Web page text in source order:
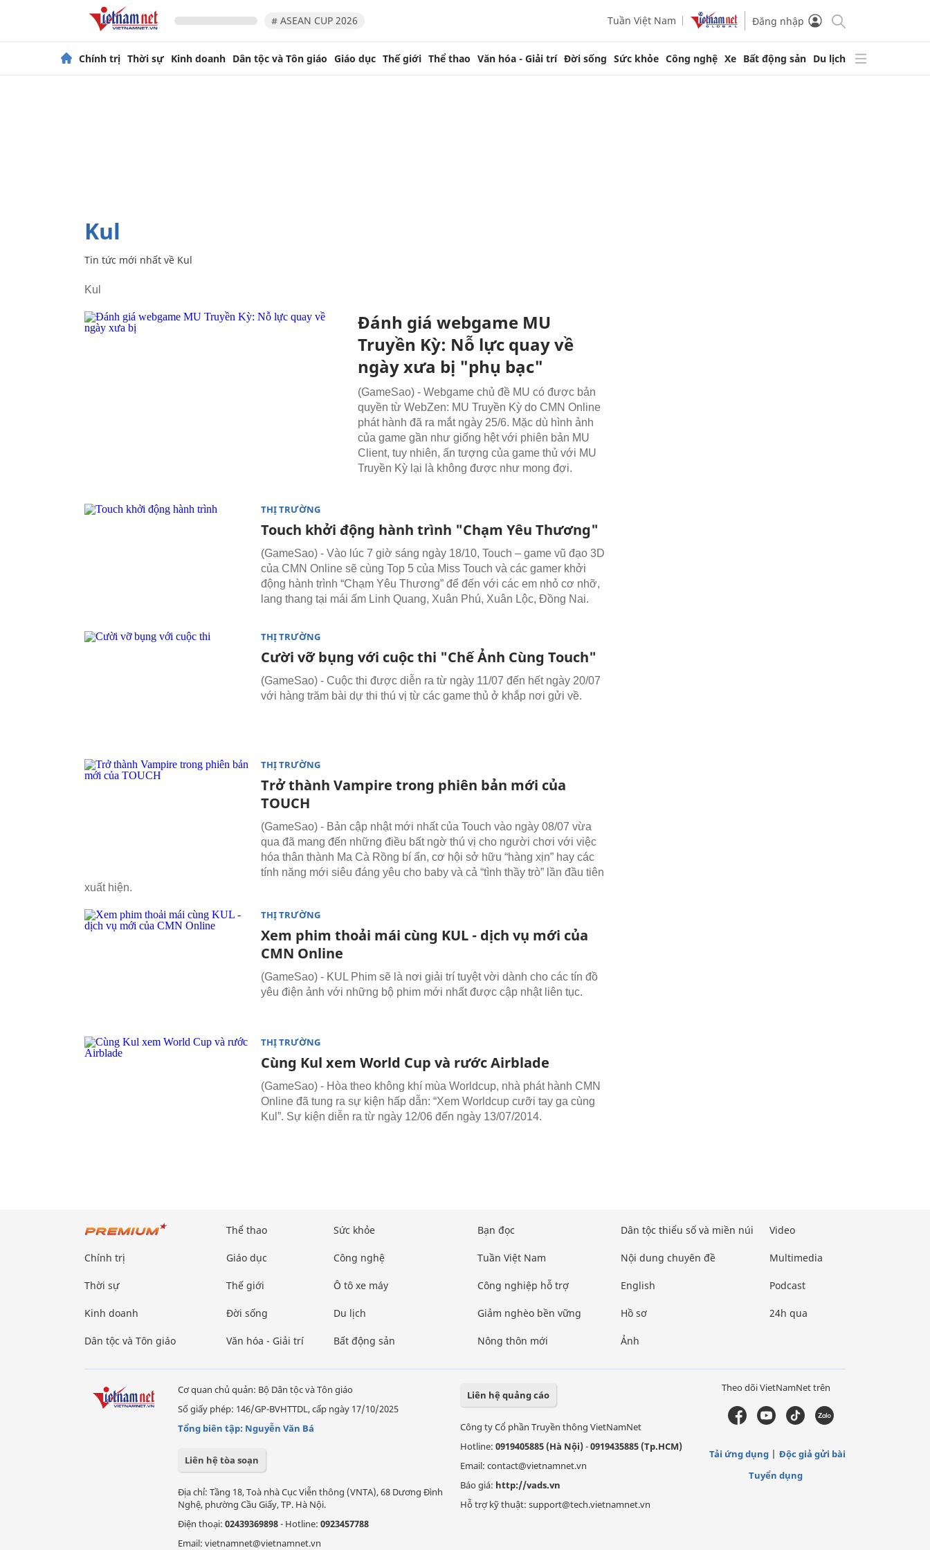
# ASEAN CUP 2026 Tuần Việt Nam Đăng nhập
Chính trị Thời sự Kinh doanh Dân tộc và Tôn giáo Giáo dục Thế giới Thể thao Văn hóa - Giải trí Đời sống Sức khỏe Công nghệ Xe Bất động sản Du lịch
Kul
Tin tức mới nhất về Kul
Kul
Đánh giá webgame MU
Truyền Kỳ: Nỗ lực quay về
ngày xưa bị "phụ bạc"
(GameSao) - Webgame chủ đề MU có được bản
quyền từ WebZen: MU Truyền Kỳ do CMN Online
phát hành đã ra mắt ngày 25/6. Mặc dù hình ảnh
của game gần như giống hệt với phiên bản MU
Client, tuy nhiên, ấn tượng của game thủ với MU
Truyền Kỳ lại là không được như mong đợi.
THỊ TRƯỜNG
Touch khởi động hành trình "Chạm Yêu Thương"
(GameSao) - Vào lúc 7 giờ sáng ngày 18/10, Touch – game vũ đạo 3D
của CMN Online sẽ cùng Top 5 của Miss Touch và các gamer khởi
động hành trình “Chạm Yêu Thương” để đến với các em nhỏ cơ nhỡ,
lang thang tại mái ấm Linh Quang, Xuân Phú, Xuân Lộc, Đồng Nai.
THỊ TRƯỜNG
Cười vỡ bụng với cuộc thi "Chế Ảnh Cùng Touch"
(GameSao) - Cuộc thi được diễn ra từ ngày 11/07 đến hết ngày 20/07
với hàng trăm bài dự thi thú vị từ các game thủ ở khắp nơi gửi về.
THỊ TRƯỜNG
Trở thành Vampire trong phiên bản mới của
TOUCH
(GameSao) - Bản cập nhật mới nhất của Touch vào ngày 08/07 vừa
qua đã mang đến những điều bất ngờ thú vị cho người chơi với việc
hóa thân thành Ma Cà Rồng bí ẩn, cơ hội sở hữu “hàng xịn” hay các
tính năng mới siêu đáng yêu cho baby và cả “tình thầy trò” lần đầu tiên
xuất hiện.
THỊ TRƯỜNG
Xem phim thoải mái cùng KUL - dịch vụ mới của
CMN Online
(GameSao) - KUL Phim sẽ là nơi giải trí tuyệt vời dành cho các tín đồ
yêu điện ảnh với những bộ phim mới nhất được cập nhật liên tục.
THỊ TRƯỜNG
Cùng Kul xem World Cup và rước Airblade
(GameSao) - Hòa theo không khí mùa Worldcup, nhà phát hành CMN
Online đã tung ra sự kiện hấp dẫn: “Xem Worldcup cưỡi tay ga cùng
Kul”. Sự kiện diễn ra từ ngày 12/06 đến ngày 13/07/2014.
Chính trị
Thời sự
Kinh doanh
Dân tộc và Tôn giáo
Thể thao
Giáo dục
Thế giới
Đời sống
Văn hóa - Giải trí
Sức khỏe
Công nghệ
Ô tô xe máy
Du lịch
Bất động sản
Bạn đọc
Tuần Việt Nam
Công nghiệp hỗ trợ
Giảm nghèo bền vững
Nông thôn mới
Dân tộc thiểu số và miền núi
Nội dung chuyên đề
English
Hồ sơ
Ảnh
Video
Multimedia
Podcast
24h qua
Cơ quan chủ quản: Bộ Dân tộc và Tôn giáo
Số giấy phép: 146/GP-BVHTTDL, cấp ngày 17/10/2025
Tổng biên tập: Nguyễn Văn Bá
Liên hệ tòa soạn
Địa chỉ: Tầng 18, Toà nhà Cục Viễn thông (VNTA), 68 Dương Đình
Nghệ, phường Cầu Giấy, TP. Hà Nội.
Điện thoại: 02439369898- Hotline: 0923457788
Email: vietnamnet@vietnamnet.vn
Liên hệ quảng cáo
Công ty Cổ phần Truyền thông VietNamNet
Hotline: 0919405885 (Hà Nội)-0919435885 (Tp.HCM)
Email: contact@vietnamnet.vn
Báo giá: http://vads.vn
Hỗ trợ kỹ thuật: support@tech.vietnamnet.vn
Theo dõi VietNamNet trên
Tải ứng dụng
Độc giả gửi bài
Tuyển dụng